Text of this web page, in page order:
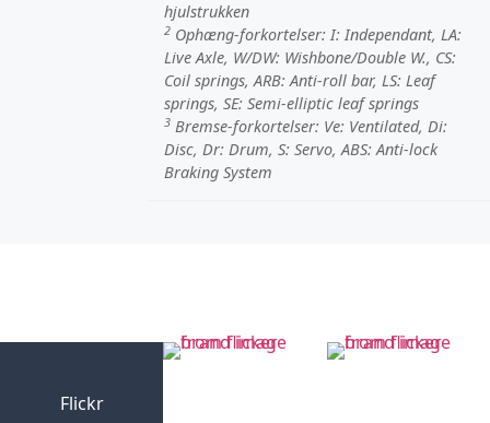
hjulstrukken
2 Ophæng-forkortelser: I: Independant, LA:
Live Axle, W/DW: Wishbone/Double W., CS:
Coil springs,ARB: Anti-roll bar, LS: Leaf
springs, SE: Semi-elliptic leaf springs
3 Bremse-forkortelser: Ve: Ventilated, Di:
Disc, Dr: Drum, S: Servo,ABS: Anti-lock
Braking System
Flickr